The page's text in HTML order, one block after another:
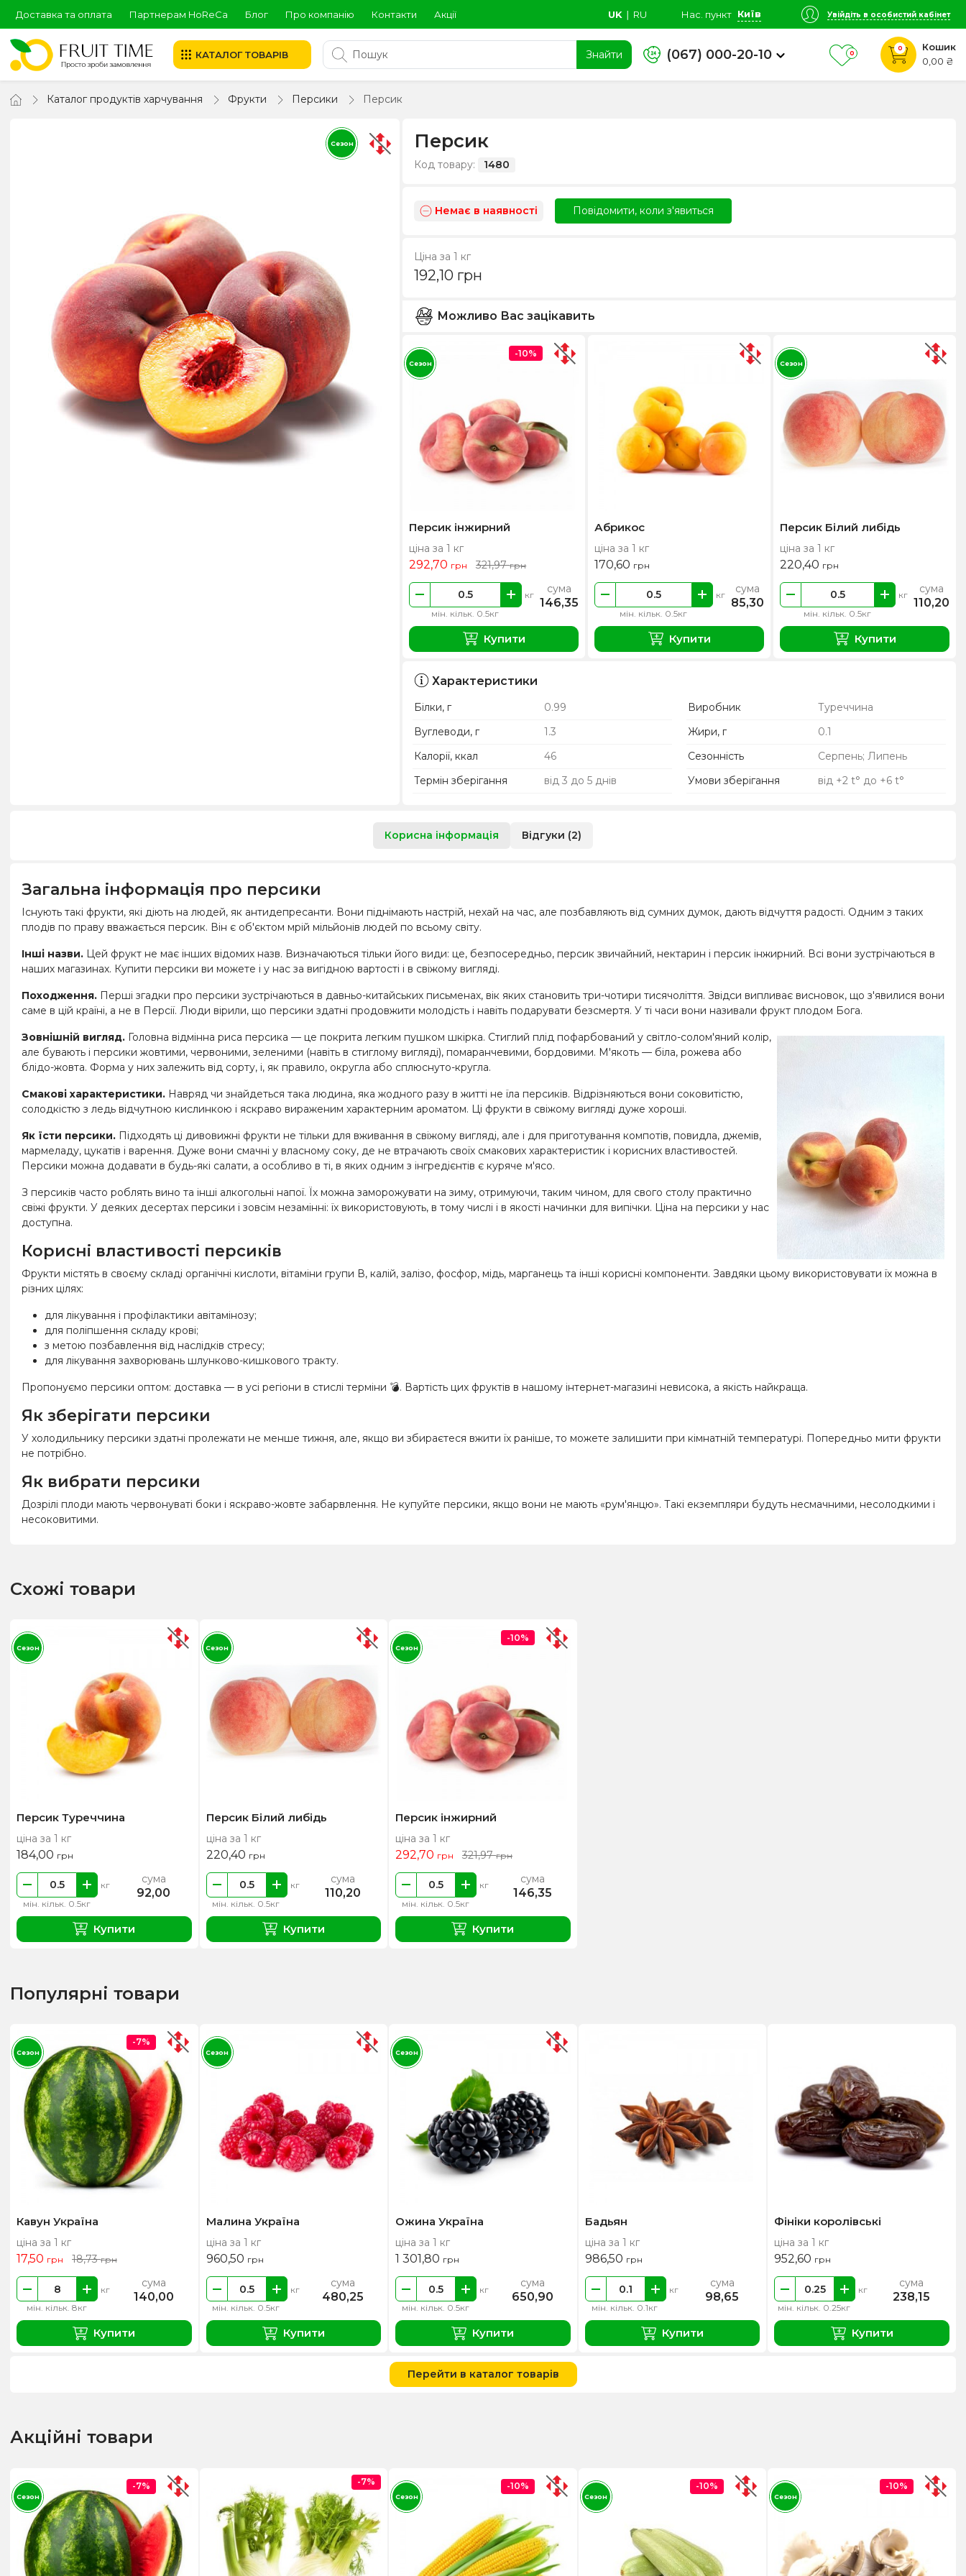
Доставка та оплата Партнерам HoReCa Блог Про компанію Контакти Акції UK ∣ RU Нас. пункт Київ Увійдіть в особистий кабінет
КАТАЛОГ ТОВАРІВ Знайти (067) 000-20-10 0
0
Кошик
0,00 ₴
Каталог продуктів харчування Фрукти Персики Персик
Сезон Персик
Код товару: 1480
Немає в наявності Повідомити, коли з'явиться
Ціна за 1 кг
192,10 грн
Можливо Вас зацікавить
Персик інжирний
ціна за 1 кг
292,70 грн 321,97грн
мін. кільк. 0.5кг
кг сума
146,35
Купити
-10%
Сезон
Абрикос
ціна за 1 кг
170,60 грн
мін. кільк. 0.5кг
кг сума
85,30
Купити
Персик Білий либідь
ціна за 1 кг
220,40 грн
мін. кільк. 0.5кг
кг сума
110,20
Купити
Сезон
Характеристики
Білки, г 0.99 Виробник
Туреччина
Вуглеводи, г
1.3 Жири, г
0.1
Калорії, ккал
46 Сезонність
Серпень; Липень
Термін зберігання
від 3 до 5 днів Умови зберігання від +2 t° до +6 t°
Корисна інформація Відгуки (2)
Загальна інформація про персики
Існують такі фрукти, які діють на людей, як антидепресанти. Вони піднімають настрій, нехай на час, але позбавляють від сумних думок, дають відчуття радості. Одним з таких
плодів по праву вважається персик. Він є об'єктом мрій мільйонів людей по всьому світу.
Інші назви. Цей фрукт не має інших відомих назв. Визначаються тільки його види: це, безпосередньо, персик звичайний, нектарин і персик інжирний. Всі вони зустрічаються в
наших магазинах. Купити персики ви можете і у нас за вигідною вартості і в свіжому вигляді.
Походження. Перші згадки про персики зустрічаються в давньо-китайських письменах, вік яких становить три-чотири тисячоліття. Звідси випливає висновок, що з'явилися вони
саме в цій країні, а не в Персії. Люди вірили, що персики здатні продовжити молодість і навіть подарувати безсмертя. У ті часи вони називали фрукт плодом Бога.
Зовнішній вигляд. Головна відмінна риса персика — це покрита легким пушком шкірка. Стиглий плід пофарбований у світло-солом'яний колір,
але бувають і персики жовтими, червоними, зеленими (навіть в стиглому вигляді), помаранчевими, бордовими. М'якоть — біла, рожева або
блідо-жовта. Форма у них залежить від сорту, і, як правило, округла або сплюснуто-кругла.
Смакові характеристики. Навряд чи знайдеться така людина, яка жодного разу в житті не їла персиків. Відрізняються вони соковитістю,
солодкістю з ледь відчутною кислинкою і яскраво вираженим характерним ароматом. Ці фрукти в свіжому вигляді дуже хороші.
Як їсти персики. Підходять ці дивовижні фрукти не тільки для вживання в свіжому вигляді, але і для приготування компотів, повидла, джемів,
мармеладу, цукатів і варення. Дуже вони смачні у власному соку, де не втрачають своїх смакових характеристик і корисних властивостей.
Персики можна додавати в будь-які салати, а особливо в ті, в яких одним з інгредієнтів є куряче м'ясо.
З персиків часто роблять вино та інші алкогольні напої. Їх можна заморожувати на зиму, отримуючи, таким чином, для свого столу практично
свіжі фрукти. У деяких десертах персики і зовсім незамінні: їх використовують, в тому числі і в якості начинки для випічки. Ціна на персики у нас
доступна.
Корисні властивості персиків
Фрукти містять в своєму складі органічні кислоти, вітаміни групи В, калій, залізо, фосфор, мідь, марганець та інші корисні компоненти. Завдяки цьому використовувати їх можна в
різних цілях:
для лікування і профілактики авітамінозу;
для поліпшення складу крові;
з метою позбавлення від наслідків стресу;
для лікування захворювань шлунково-кишкового тракту.
Пропонуємо персики оптом: доставка — в усі регіони в стислі терміни 💣. Вартість цих фруктів в нашому інтернет-магазині невисока, а якість найкраща.
Як зберігати персики
У холодильнику персики здатні пролежати не менше тижня, але, якщо ви збираєтеся вжити їх раніше, то можете залишити при кімнатній температурі. Попередньо мити фрукти
не потрібно.
Як вибрати персики
Дозрілі плоди мають червонуваті боки і яскраво-жовте забарвлення. Не купуйте персики, якщо вони не мають «рум'янцю». Такі екземпляри будуть несмачними, несолодкими і
несоковитими.
Схожі товари
Персик Туреччина
ціна за 1 кг
184,00 грн
мін. кільк. 0.5кг
кг сума
92,00
Купити
Сезон
Персик Білий либідь
ціна за 1 кг
220,40 грн
мін. кільк. 0.5кг
кг сума
110,20
Купити
Сезон
Персик інжирний
ціна за 1 кг
292,70 грн 321,97грн
мін. кільк. 0.5кг
кг сума
146,35
Купити
-10%
Сезон
Популярні товари
Кавун Україна
ціна за 1 кг
17,50 грн 18,73грн
мін. кільк. 8кг
кг сума
140,00
Купити
-7%
Сезон
Малина Україна
ціна за 1 кг
960,50 грн
мін. кільк. 0.5кг
кг сума
480,25
Купити
Сезон
Ожина Україна
ціна за 1 кг
1 301,80 грн
мін. кільк. 0.5кг
кг сума
650,90
Купити
Сезон
Бадьян
ціна за 1 кг
986,50 грн
мін. кільк. 0.1кг
кг сума
98,65
Купити
Фініки королівські
ціна за 1 кг
952,60 грн
мін. кільк. 0.25кг
кг сума
238,15
Купити
Перейти в каталог товарів
Акційні товари
-7%
Сезон
-7% -10%
Сезон
-10%
Сезон
-10%
Сезон